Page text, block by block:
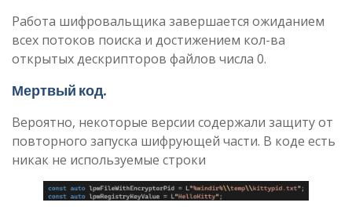
Работа шифровальщика завершается ожиданием
всех потоков поиска и достижением кол-ва
открытых дескрипторов файлов числа 0.
Мертвый код.
Вероятно, некоторые версии содержали защиту от
повторного запуска шифрующей части. В коде есть
никак не используемые строки